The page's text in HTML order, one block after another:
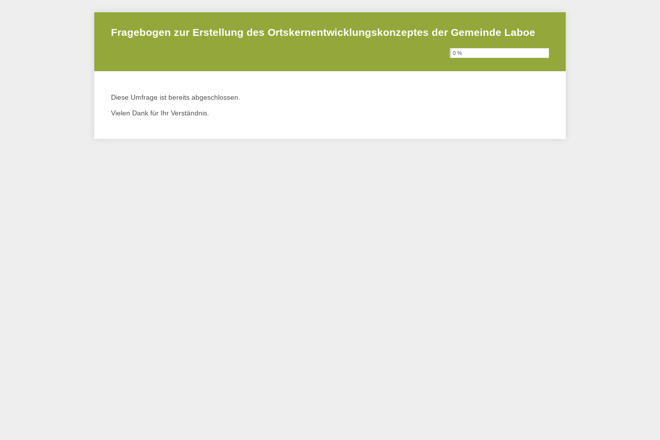
Fragebogen zur Erstellung des Ortskernentwicklungskonzeptes der Gemeinde Laboe
0 %
Diese Umfrage ist bereits abgeschlossen.
Vielen Dank für Ihr Verständnis.